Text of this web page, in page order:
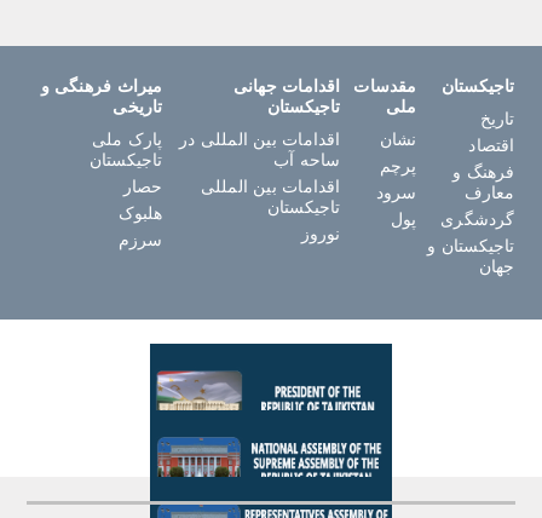
تاجیکستان
تاریخ
اقتصاد
فرهنگ و
معارف
گردشگری
تاجیکستان و
جهان
مقدسات
ملی
نشان
پرچم
سرود
پول
اقدامات جهانی
تاجیکستان
اقدامات بین المللی در
ساحه آب
اقدامات بین المللی
تاجیکستان
نوروز
میراث فرهنگی و
تاریخی
پارک ملی
تاجیکستان
حصار
هلبوک
سرزم